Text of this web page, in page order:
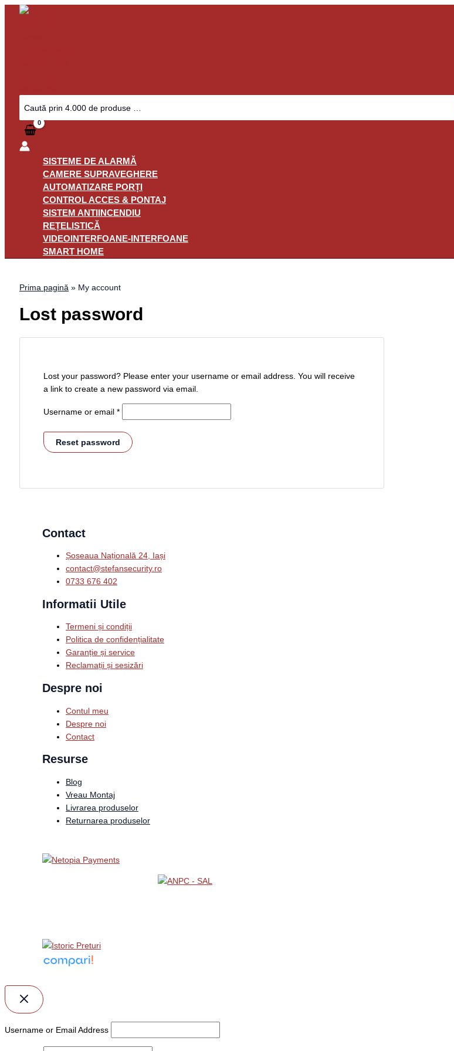
Skip
Search
for:
SISTEME DE ALARMĂ
CAMERE SUPRAVEGHERE
AUTOMATIZARE PORȚI
CONTROL ACCES & PONTAJ
SISTEM ANTIINCENDIU
REȚELISTICĂ
VIDEOINTERFOANE-INTERFOANE
SMART HOME
Prima pagină » My account
Lost password
Lost your password? Please enter your username or email address. You will receive
a link to create a new password via email.
Username or email *
Required
Reset password
Contact
Șoseaua Națională 24, Iași
contact@stefansecurity.ro
0733 676 402
Informatii Utile
Termeni și condiții
Politica de confidențialitate
Garanție și service
Reclamații și sesizări
Despre noi
Contul meu
Despre noi
Contact
Resurse
Blog
Vreau Montaj
Livrarea produselor
Returnarea produselor
Username or Email Address